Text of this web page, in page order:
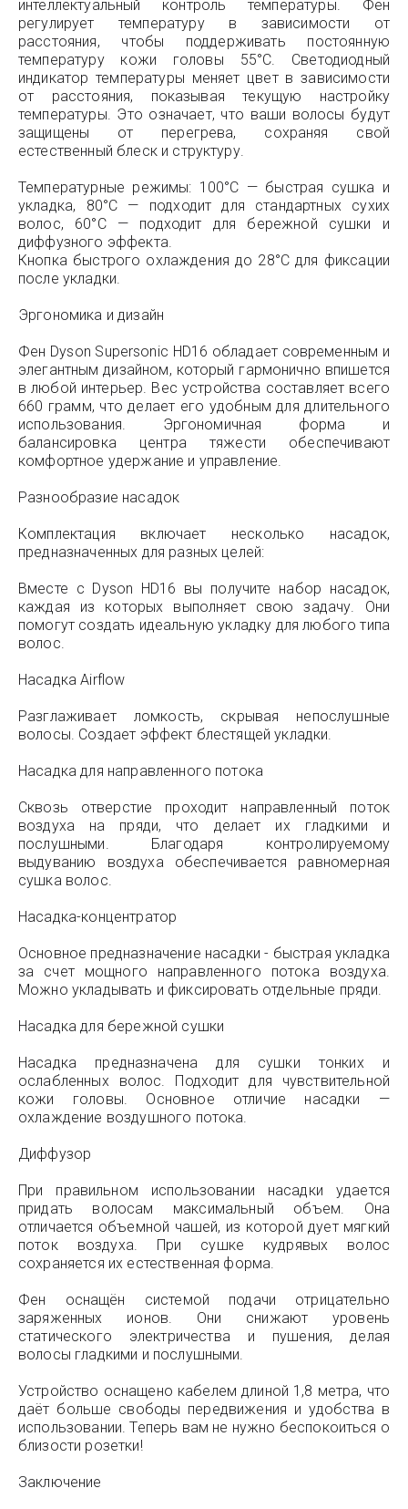
интеллектуальный контроль температуры. Фен
регулирует температуру в зависимости от
расстояния, чтобы поддерживать постоянную
температуру кожи головы 55°C. Светодиодный
индикатор температуры меняет цвет в зависимости
от расстояния, показывая текущую настройку
температуры. Это означает, что ваши волосы будут
защищены от перегрева, сохраняя свой
естественный блеск и структуру.
Температурные режимы: 100°C — быстрая сушка и
укладка, 80°C — подходит для стандартных сухих
волос, 60°C — подходит для бережной сушки и
диффузного эффекта.
Кнопка быстрого охлаждения до 28°C для фиксации
после укладки.
Эргономика и дизайн
Фен Dyson Supersonic HD16 обладает современным и
элегантным дизайном, который гармонично впишется
в любой интерьер. Вес устройства составляет всего
660 грамм, что делает его удобным для длительного
использования. Эргономичная форма и
балансировка центра тяжести обеспечивают
комфортное удержание и управление.
Разнообразие насадок
Комплектация включает несколько насадок,
предназначенных для разных целей:
Вместе с Dyson HD16 вы получите набор насадок,
каждая из которых выполняет свою задачу. Они
помогут создать идеальную укладку для любого типа
волос.
Насадка Airflow
Разглаживает ломкость, скрывая непослушные
волосы. Создает эффект блестящей укладки.
Насадка для направленного потока
Сквозь отверстие проходит направленный поток
воздуха на пряди, что делает их гладкими и
послушными. Благодаря контролируемому
выдуванию воздуха обеспечивается равномерная
сушка волос.
Насадка-концентратор
Основное предназначение насадки - быстрая укладка
за счет мощного направленного потока воздуха.
Можно укладывать и фиксировать отдельные пряди.
Насадка для бережной сушки
Насадка предназначена для сушки тонких и
ослабленных волос. Подходит для чувствительной
кожи головы. Основное отличие насадки —
охлаждение воздушного потока.
Диффузор
При правильном использовании насадки удается
придать волосам максимальный объем. Она
отличается объемной чашей, из которой дует мягкий
поток воздуха. При сушке кудрявых волос
сохраняется их естественная форма.
Фен оснащён системой подачи отрицательно
заряженных ионов. Они снижают уровень
статического электричества и пушения, делая
волосы гладкими и послушными.
Устройство оснащено кабелем длиной 1,8 метра, что
даёт больше свободы передвижения и удобства в
использовании. Теперь вам не нужно беспокоиться о
близости розетки!
Заключение